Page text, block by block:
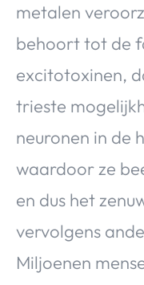
metalen
behoort tot de
excitotoxinen,
trieste
neuronen in de
waardoor ze
en dus het
vervolgens
Miljoenen